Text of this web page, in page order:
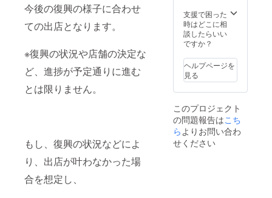
今後の復興の様子に合わせ
ての出店となります。
※復興の状況や店舗の決定な
ど、進捗が予定通りに進む
とは限りません。
もし、復興の状況などによ
り、出店が叶わなかった場
合を想定し、
支援で困った
時はどこに相
談したらいい
ですか？
ヘルプページを
見る
このプロジェクト
の問題報告はこち
ら よりお問い合わ
せください